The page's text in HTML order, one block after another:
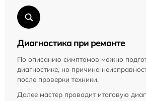
Диагностика при ремонте
По описанию симптомов можно
диагностике, но причина
после проверки техники.
Далее мастер проводит итоговую